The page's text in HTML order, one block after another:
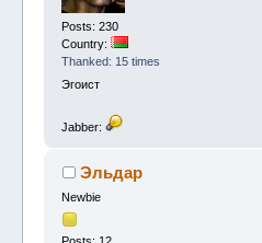
Posts: 230
Country:
Thanked: 15 times
Эгоист
Jabber:
Эльдар
Newbie